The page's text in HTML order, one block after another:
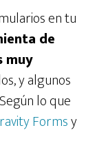
en tu
de
muy
y algunos
lo que
Formsy